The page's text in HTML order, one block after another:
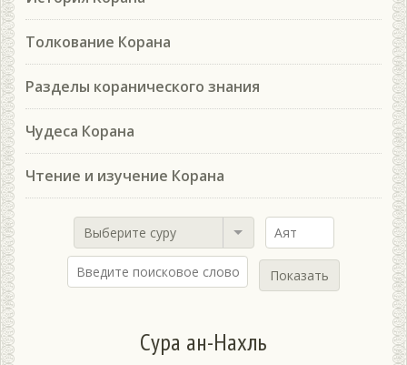
Толкование Корана
Разделы коранического знания
Чудеса Корана
Чтение и изучение Корана
Выберите суру
Показать
Сура ан-Нахль